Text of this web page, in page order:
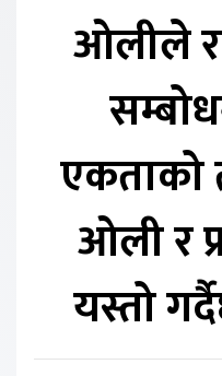
ओलीले
एकताको
ओली र
यस्तो